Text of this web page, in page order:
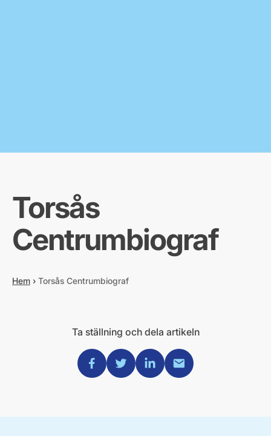
Torsås
Centrumbiograf
Hem › Torsås Centrumbiograf
Ta ställning och dela artikeln
Dela via Facebook
Dela via Twitter
Dela via Linkedin
Dela via Mail